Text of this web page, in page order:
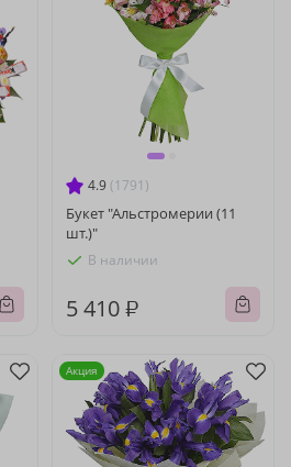
4.9 (1791)
Букет "Альстромерии (11
шт.)"
В наличии
5 410 ₽
Акция